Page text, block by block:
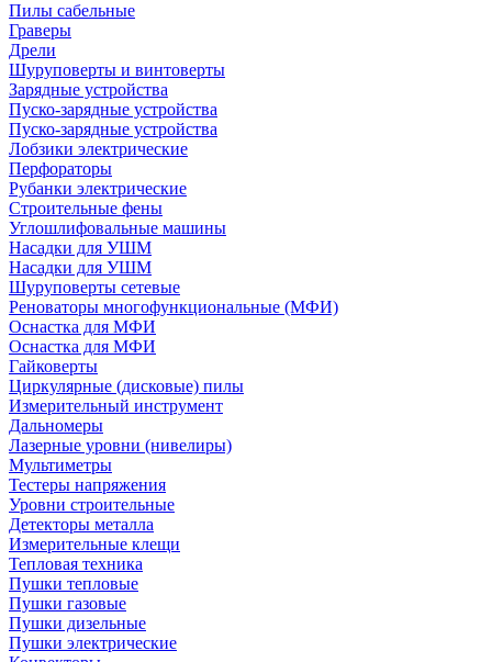
Пилы сабельные
Граверы
Дрели
Шуруповерты и винтоверты
Зарядные устройства
Пуско-зарядные устройства
Пуско-зарядные устройства
Лобзики электрические
Перфораторы
Рубанки электрические
Строительные фены
Углошлифовальные машины
Насадки для УШМ
Насадки для УШМ
Шуруповерты сетевые
Реноваторы многофункциональные (МФИ)
Оснастка для МФИ
Оснастка для МФИ
Гайковерты
Циркулярные (дисковые) пилы
Измерительный инструмент
Дальномеры
Лазерные уровни (нивелиры)
Мультиметры
Тестеры напряжения
Уровни строительные
Детекторы металла
Измерительные клещи
Тепловая техника
Пушки тепловые
Пушки газовые
Пушки дизельные
Пушки электрические